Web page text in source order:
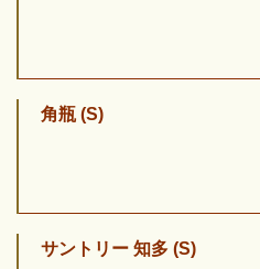
角瓶 (S)
サントリー 知多 (S)